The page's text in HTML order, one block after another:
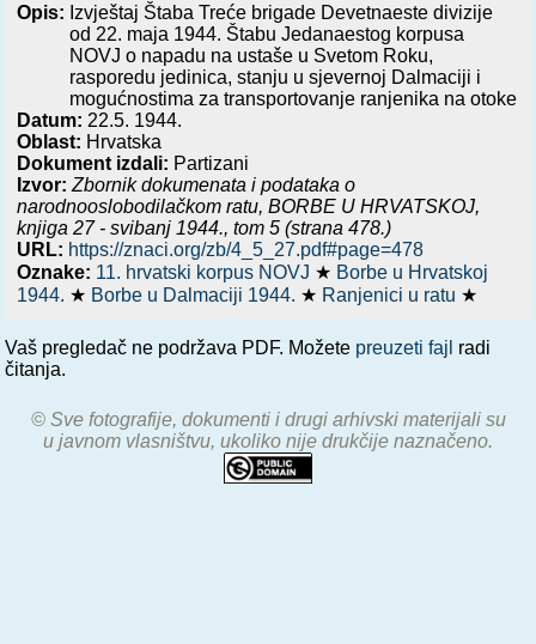
Opis: Izvještaj Štaba Treće brigade Devetnaeste divizije
od 22. maja 1944. Štabu Jedanaestog korpusa
NOVJ o napadu na ustaše u Svetom Roku,
rasporedu jedinica, stanju u sjevernoj Dalmaciji i
mogućnostima za transportovanje ranjenika na otoke
Datum: 22.5. 1944.
Oblast: Hrvatska
Dokument izdali: Partizani
Izvor: Zbornik dokumenata i podataka o
narodnooslobodilačkom ratu,BORBE U HRVATSKOJ,
knjiga 27 - svibanj 1944., tom 5 (strana 478.)
URL: https://znaci.org/zb/4_5_27.pdf#page=478
Oznake: 11. hrvatski korpus NOVJ ★ Borbe u Hrvatskoj
1944. ★ Borbe u Dalmaciji 1944. ★ Ranjenici u ratu ★
Vaš pregledač ne podržava PDF. Možete preuzeti fajl radi
čitanja.
© Sve fotografije, dokumenti i drugi arhivski materijali su
u javnom vlasništvu, ukoliko nije drukčije naznačeno.